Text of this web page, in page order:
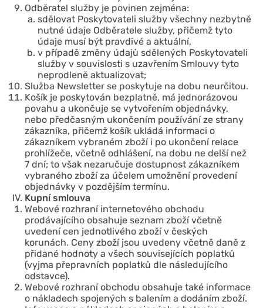
Odběratel služby je povinen zejména:
sdělovat Poskytovateli služby všechny nezbytně
nutné údaje Odběratele služby, přičemž tyto
údaje musí být pravdivé a aktuální,
v případě změny údajů sdělených Poskytovateli
služby v souvislosti s uzavřením Smlouvy tyto
neprodleně aktualizovat;
Služba Newsletter se poskytuje na dobu neurčitou.
Košík je poskytován bezplatně, má jednorázovou
povahu a ukončuje se vytvořením objednávky,
nebo předčasným ukončením používání ze strany
zákazníka, přičemž košík ukládá informaci o
zákazníkem vybraném zboží i po ukončení relace
prohlížeče, včetně odhlášení, na dobu ne delší než
7 dní; to však nezaručuje dostupnost zákazníkem
vybraného zboží za účelem umožnění provedení
objednávky v pozdějším termínu.
Kupní smlouva
Webové rozhraní internetového obchodu
prodávajícího obsahuje seznam zboží včetně
uvedení cen jednotlivého zboží v českých
korunách. Ceny zboží jsou uvedeny včetně daně z
přidané hodnoty a všech souvisejících poplatků
(vyjma přepravních poplatků dle následujícího
odstavce).
Webové rozhraní obchodu obsahuje také informace
o nákladech spojených s balením a dodáním zboží.